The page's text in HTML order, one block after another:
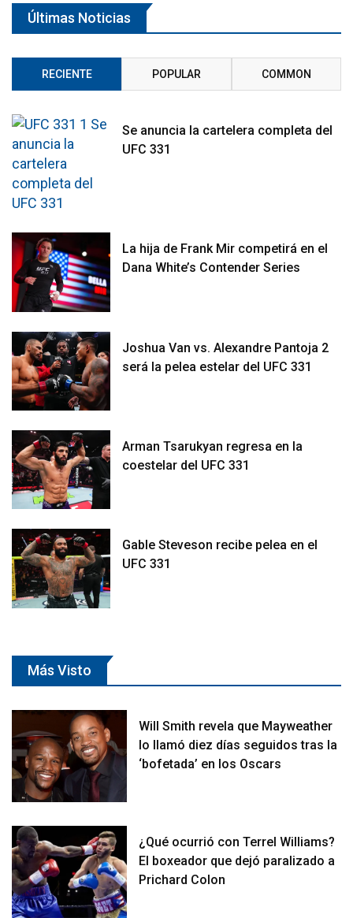
Últimas Noticias
RECIENTE POPULAR COMMON
Se anuncia la cartelera completa del
UFC 331
La hija de Frank Mir competirá en el
Dana White’s Contender Series
Joshua Van vs. Alexandre Pantoja 2
será la pelea estelar del UFC 331
Arman Tsarukyan regresa en la
coestelar del UFC 331
Gable Steveson recibe pelea en el
UFC 331
Más Visto
Will Smith revela que Mayweather
lo llamó diez días seguidos tras la
‘bofetada’ en los Oscars
¿Qué ocurrió con Terrel Williams?
El boxeador que dejó paralizado a
Prichard Colon